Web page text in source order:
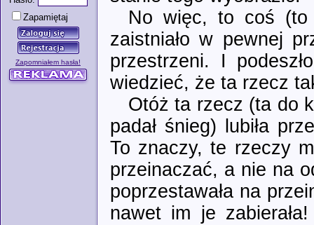
Zapamiętaj
Zapomniałem hasła!
No więc, to coś (to
zaistniało w pewnej
przestrzeni. I
wiedzieć, że ta rzecz
Otóż ta rzecz (ta do
padał śnieg) lubiła
To znaczy, te rzeczy
przeinaczać, a nie na
poprzestawała na
nawet im je